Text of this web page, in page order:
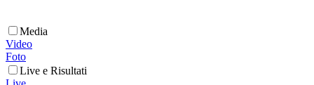
Media
Video
Foto
Live e Risultati